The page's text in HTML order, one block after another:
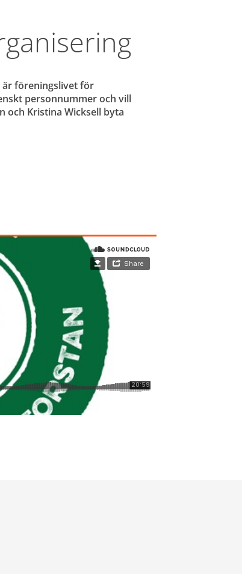
är föreningslivet för
personnummer och vill
och Kristina Wicksell byta